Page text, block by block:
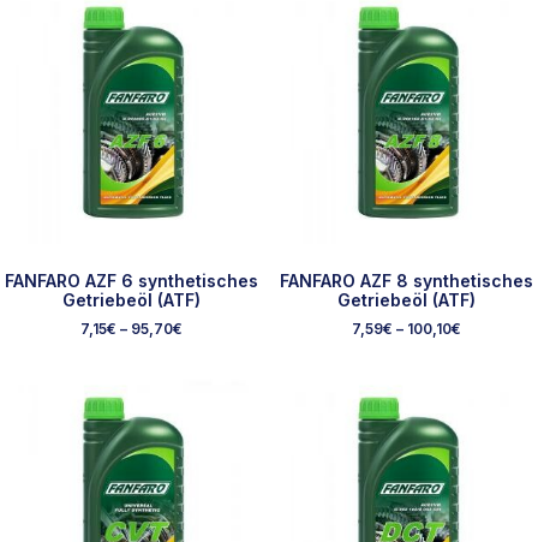
FANFARO AZF 6 synthetisches
Getriebeöl (ATF)
7,15€ – 95,70€
FANFARO AZF 8 synthetisches
Getriebeöl (ATF)
7,59€ – 100,10€